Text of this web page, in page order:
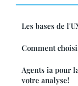
Les bases de
Comment
Agents ia pour
votre analyse!